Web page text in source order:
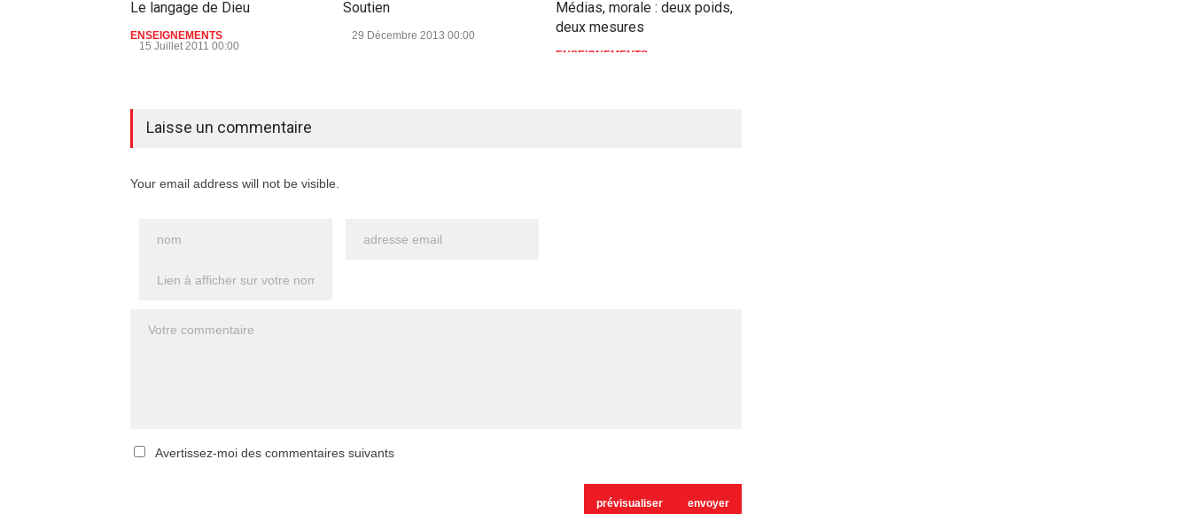
Le langage de Dieu
ENSEIGNEMENTS
15 Juillet 2011 00:00
Soutien
29 Décembre 2013 00:00
Médias, morale : deux poids,
deux mesures
ENSEIGNEMENTS
Laisse un commentaire
Your email address will not be visible.
Avertissez-moi des commentaires suivants